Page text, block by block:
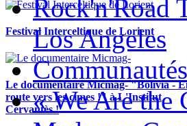
Festival Interceltique de Lorient
Le documentaire Micmag- "Bolivia -
route vers les cimes !" à L'Institut
Cervantès !
Rock'n'Road
Los Angeles
« We Are the